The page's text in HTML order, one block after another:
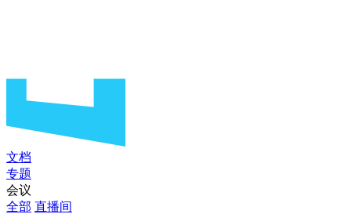
文档
专题
会议
全部 直播间